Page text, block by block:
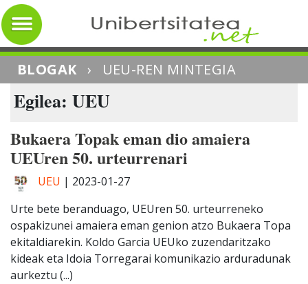
BLOGAK › UEU-REN MINTEGIA
Egilea: UEU
Bukaera Topak eman dio amaiera
UEUren 50. urteurrenari
UEU | 2023-01-27
Urte bete beranduago, UEUren 50. urteurreneko
ospakizunei amaiera eman genion atzo Bukaera Topa
ekitaldiarekin. Koldo Garcia UEUko zuzendaritzako
kideak eta Idoia Torregarai komunikazio arduradunak
aurkeztu (...)